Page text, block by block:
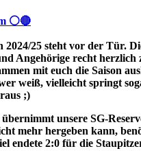
⚪🔴
2024/25 steht vor der Tür.
Angehörige recht
mit euch die Saison
weiß, vielleicht springt
;)
unsere SG-
mehr hergeben kann,
endete 2:0 für die